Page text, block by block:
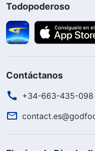
Todopoderoso
Contáctanos
+34-663-435-098